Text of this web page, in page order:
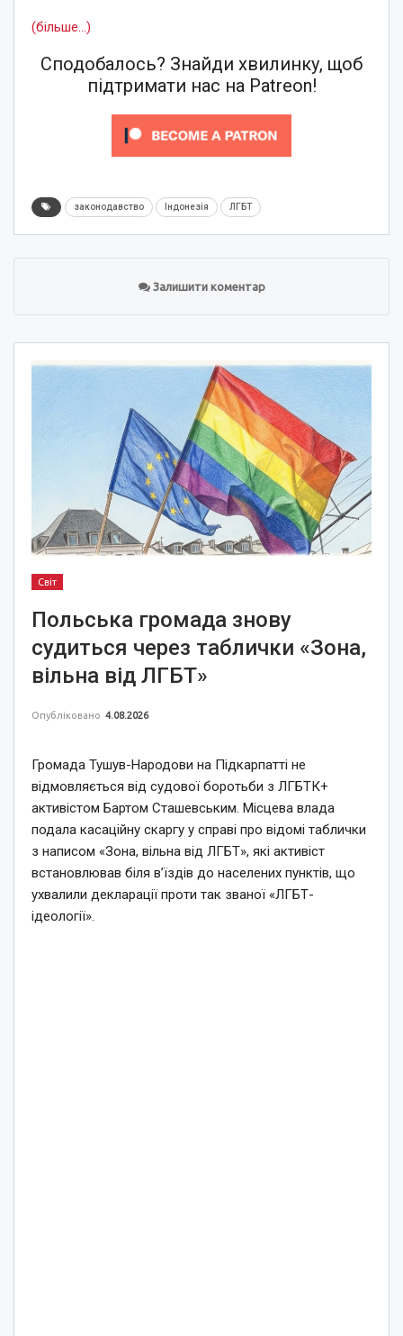
(більше…)
Сподобалось? Знайди хвилинку, щоб
підтримати нас на Patreon!
законодавство Індонезія ЛГБТ
Залишити коментар
Світ
Польська громада знову
судиться через таблички «Зона,
вільна від ЛГБТ»
Опубліковано 4.08.2026
Громада Тушув-Народови на Підкарпатті не
відмовляється від судової боротьби з ЛГБТК+
активістом Бартом Сташевським. Місцева влада
подала касаційну скаргу у справі про відомі таблички
з написом «Зона, вільна від ЛГБТ», які активіст
встановлював біля в’їздів до населених пунктів, що
ухвалили декларації проти так званої «ЛГБТ-
ідеології».